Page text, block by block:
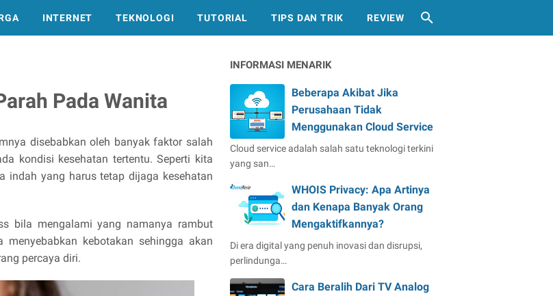
INTERNET TEKNOLOGI TUTORIAL TIPS DAN TRIK REVIEW
Pada Wanita
disebabkan oleh banyak faktor salah
kondisi kesehatan tertentu. Seperti kita
indah yang harus tetap dijaga kesehatan
bila mengalami yang namanya rambut
kebotakan sehingga akan
percaya diri.
INFORMASI MENARIK
Beberapa Akibat Jika
Perusahaan Tidak
Menggunakan Cloud Service
Cloud service adalah salah satu teknologi terkini
yang san…
WHOIS Privacy: Apa Artinya
dan Kenapa Banyak Orang
Mengaktifkannya?
Di era digital yang penuh inovasi dan disrupsi,
perlindunga…
Cara Beralih Dari TV Analog